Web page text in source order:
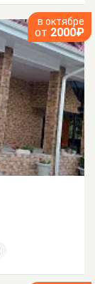
в октябре
от 2000₽